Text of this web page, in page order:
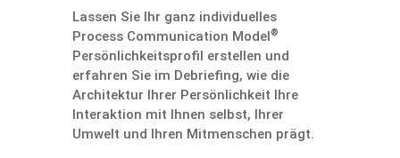
Lassen Sie Ihr ganz indivi­du­elles
Process Commu­ni­ca­tion Model®
Persön­lich­keits­profil erstellen und
erfahren Sie im Debrie­fing, wie die
Archi­tektur Ihrer Persön­lich­keit Ihre
Inter­ak­tion mit Ihnen selbst, Ihrer
Umwelt und Ihren Mitmen­schen prägt.